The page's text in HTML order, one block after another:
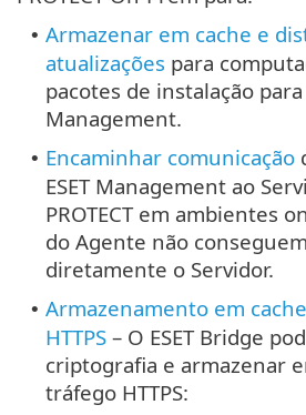
• Armazenar em cache e
atualizações para
pacotes de instalação para
Management.
• Encaminhar comunicação
ESET Management ao
PROTECT em ambientes
do Agente não
diretamente o Servidor.
• Armazenamento em
HTTPS – O ESET Bridge
criptografia e armazenar
tráfego HTTPS: